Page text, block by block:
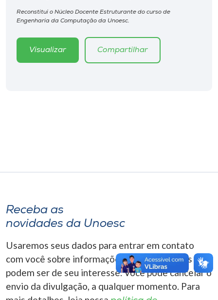
Rádio
Museu
Reconstitui o Núcleo Docente Estruturante do curso de
Engenharia da Computação da Unoesc.
Visualizar Compartilhar
Receba as
novidades da Unoesc
Usaremos seus dados para entrar em contato
com você sobre informações correlacionadas que
podem ser de seu interesse. Você pode cancelar o
envio da divulgação, a qualquer momento. Para